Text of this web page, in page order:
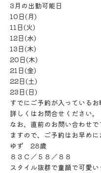
3月の出勤可能日
10日(月)
11日(火)
12日(水)
13日(木)
20日(木)
21日(金)
22日(土)
23日(日)
すでにご予約が入っている
詳しくはお問合せください。
なお、直前のお問い合わせ
ますので、ご予約はお早めに
ゆず 28歳
８３Ｃ／５８／８８
スタイル抜群で童顔で可愛い